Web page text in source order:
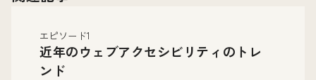
エピソード1
近年のウェブアクセシビリティのトレ
ンド